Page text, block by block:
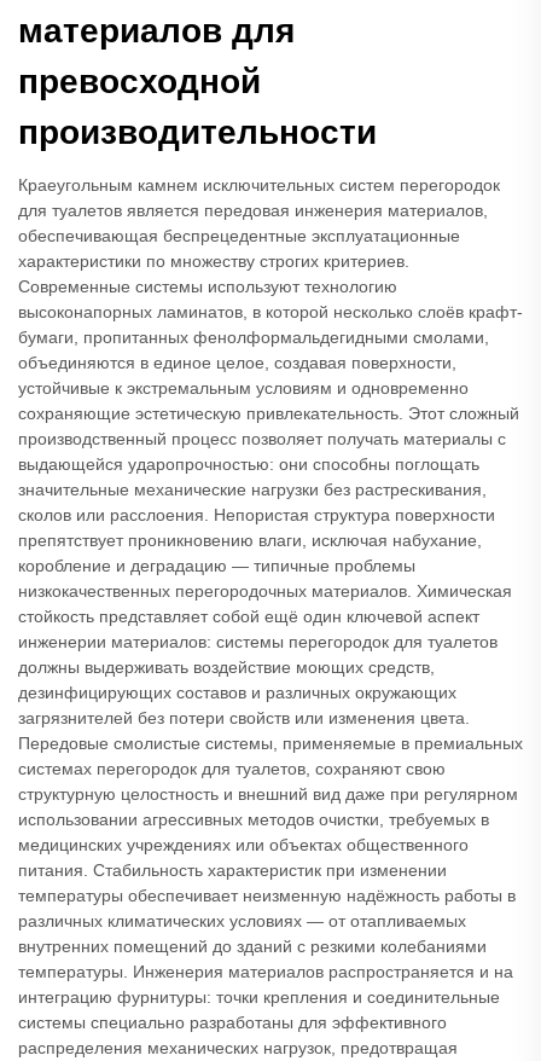
материалов для
превосходной
производительности
Краеугольным камнем исключительных систем перегородок
для туалетов является передовая инженерия материалов,
обеспечивающая беспрецедентные эксплуатационные
характеристики по множеству строгих критериев.
Современные системы используют технологию
высоконапорных ламинатов, в которой несколько слоёв крафт-
бумаги, пропитанных фенолформальдегидными смолами,
объединяются в единое целое, создавая поверхности,
устойчивые к экстремальным условиям и одновременно
сохраняющие эстетическую привлекательность. Этот сложный
производственный процесс позволяет получать материалы с
выдающейся ударопрочностью: они способны поглощать
значительные механические нагрузки без растрескивания,
сколов или расслоения. Непористая структура поверхности
препятствует проникновению влаги, исключая набухание,
коробление и деградацию — типичные проблемы
низкокачественных перегородочных материалов. Химическая
стойкость представляет собой ещё один ключевой аспект
инженерии материалов: системы перегородок для туалетов
должны выдерживать воздействие моющих средств,
дезинфицирующих составов и различных окружающих
загрязнителей без потери свойств или изменения цвета.
Передовые смолистые системы, применяемые в премиальных
системах перегородок для туалетов, сохраняют свою
структурную целостность и внешний вид даже при регулярном
использовании агрессивных методов очистки, требуемых в
медицинских учреждениях или объектах общественного
питания. Стабильность характеристик при изменении
температуры обеспечивает неизменную надёжность работы в
различных климатических условиях — от отапливаемых
внутренних помещений до зданий с резкими колебаниями
температуры. Инженерия материалов распространяется и на
интеграцию фурнитуры: точки крепления и соединительные
системы специально разработаны для эффективного
распределения механических нагрузок, предотвращая